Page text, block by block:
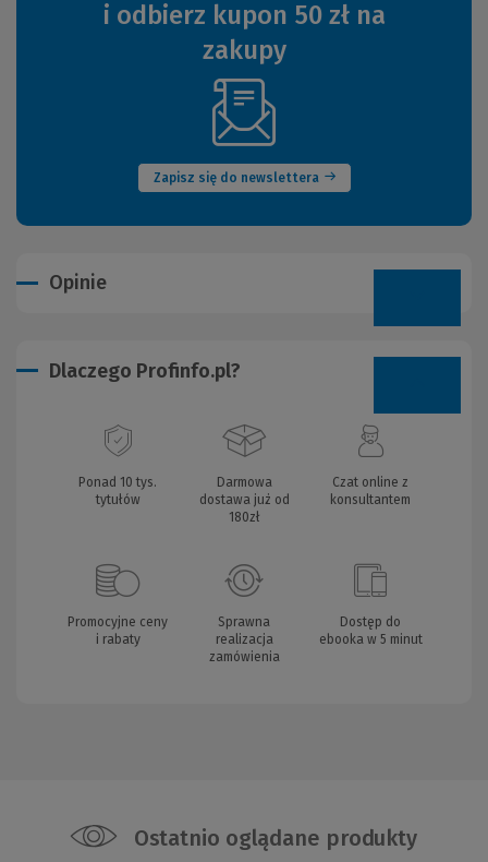
i odbierz kupon 50 zł na
zakupy
Zapisz się do newslettera
(Nowe
okno)
Opinie
Dlaczego Profinfo.pl?
Ponad 10 tys.
tytułów
Darmowa
dostawa już od
180zł
Czat online z
konsultantem
Promocyjne ceny
i rabaty
Sprawna
realizacja
zamówienia
Dostęp do
ebooka w 5 minut
Ostatnio oglądane produkty